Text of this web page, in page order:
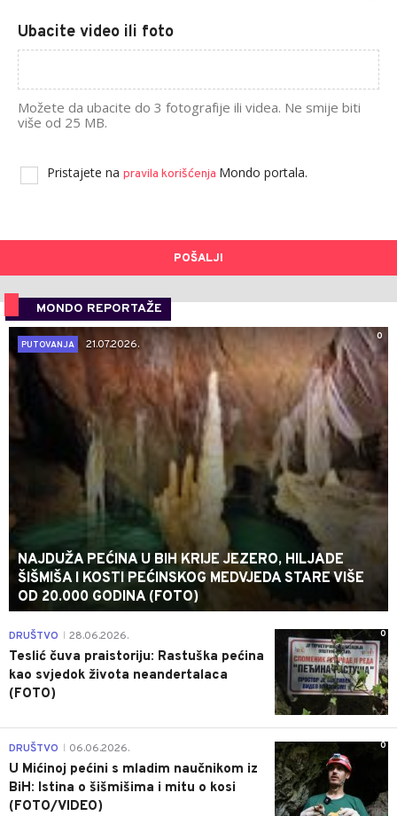
Ubacite video ili foto
Možete da ubacite do 3 fotografije ili videa. Ne smije biti
više od 25 MB.
Pristajete na pravila korišćenja Mondo portala.
POŠALJI
MONDO REPORTAŽE
0
PUTOVANJA
21.07.2026.
NAJDUŽA PEĆINA U BIH KRIJE JEZERO, HILJADE
ŠIŠMIŠA I KOSTI PEĆINSKOG MEDVJEDA STARE VIŠE
OD 20.000 GODINA (FOTO)
0
DRUŠTVO 28.06.2026.
Teslić čuva praistoriju: Rastuška pećina
kao svjedok života neandertalaca
(FOTO)
0
DRUŠTVO 06.06.2026.
U Mićinoj pećini s mladim naučnikom iz
BiH: Istina o šišmišima i mitu o kosi
(FOTO/VIDEO)